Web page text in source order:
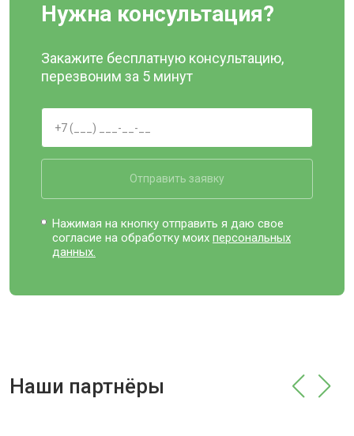
Нужна консультация?
Закажите бесплатную консультацию,
перезвоним за 5 минут
Отправить заявку
Нажимая на кнопку отправить я даю свое
согласие на обработку моихперсональных
данных.
Наши партнёры